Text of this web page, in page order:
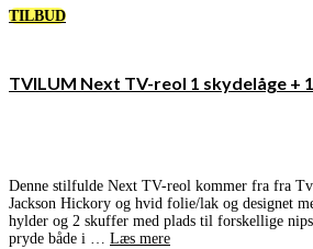
TILBUD
TVILUM Next TV-reol 1 skydelåge +
Denne stilfulde Next TV-reol kommer fra fra
Jackson Hickory og hvid folie/lak og designet
hylder og 2 skuffer med plads til forskellige
pryde både i … Læs mere